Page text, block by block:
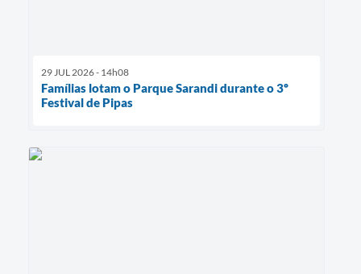
29 JUL 2026 - 14h08
Famílias lotam o Parque Sarandi durante o 3º
Festival de Pipas